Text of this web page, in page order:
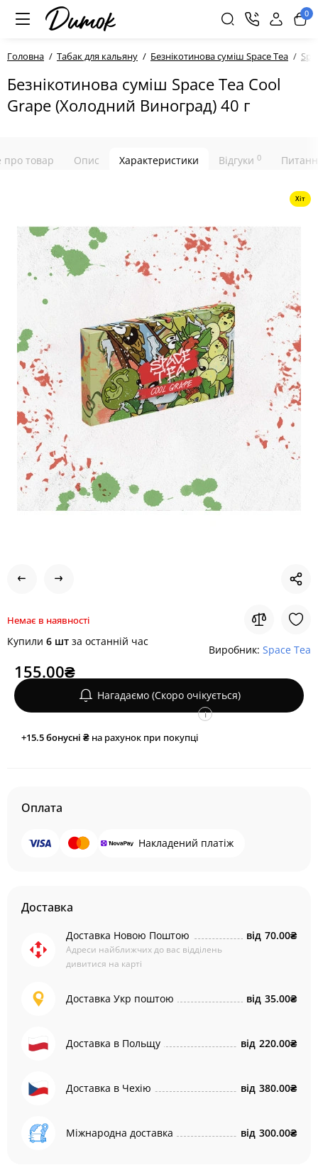
0
Головна Табак для кальяну Безнікотинова суміш Space Tea
Безнікотинова суміш Space Tea Cool
Grape (Холодний Виноград) 40 г
про товар Опис Характеристики Відгуки 0
Хіт
Немає в наявності
Купили 6 шт за останній час
Виробник: Space Tea
155.00₴
Нагадаємо (Скоро очікується)
+15.5бонусні ₴ на рахунок при покупці
i
Оплата
Накладений платіж
Доставка
Доставка Новою Поштою
Адреси найближчих до вас відділень
дивитися на карті
від 70.00₴
Доставка Укр поштою від 35.00₴
Доставка в Польщу від 220.00₴
Доставка в Чехію від 380.00₴
Міжнародна доставка від 300.00₴